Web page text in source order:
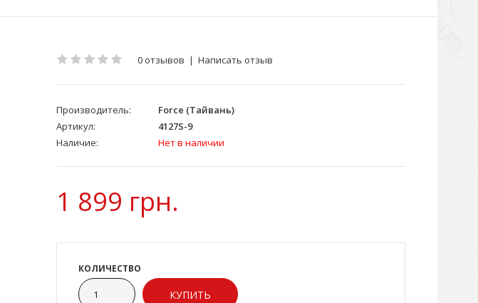
0 отзывов | Написать отзыв
Производитель:
Force (Тайвань)
Артикул:
4127S-9
Наличие:
Нет в наличии
1 899 грн.
КОЛИЧЕСТВО